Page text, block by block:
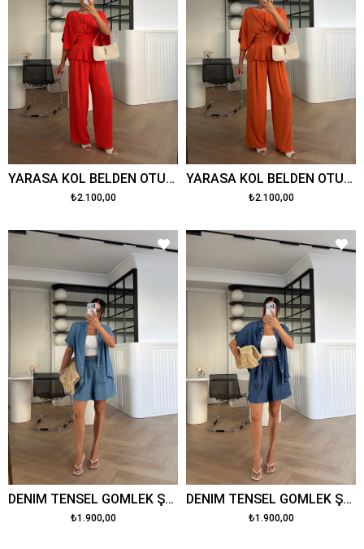
YARASA KOL BELDEN OTURTMALI TENSEL TAKIM KIMIZI
₺2.100,00
YARASA KOL BELDEN OTURTMALI TENSEL TAKIM ORANGE
₺2.100,00
DENİM TENSEL GÖMLEK ŞORT TAKIM MAVİ
₺1.900,00
DENİM TENSEL GÖMLEK ŞORT TAKIM KOYU MAVİ
₺1.900,00